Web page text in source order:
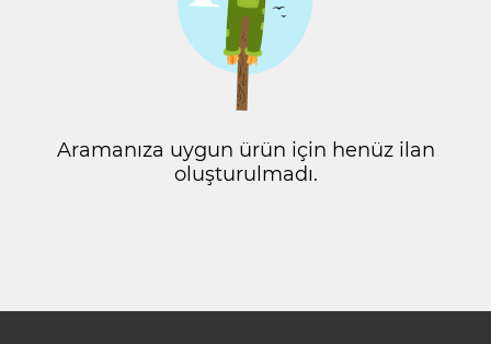
Aramanıza uygun ürün için henüz ilan
oluşturulmadı.